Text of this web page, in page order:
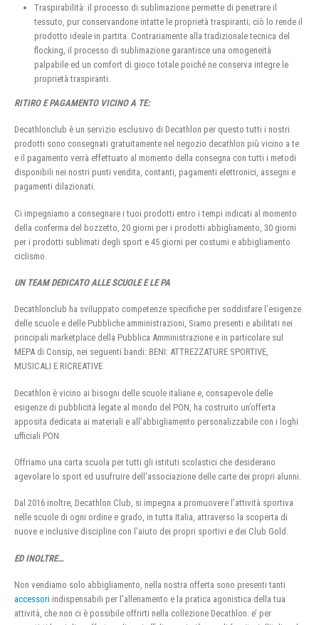
Traspirabilità: il processo di sublimazione permette di penetrare il
tessuto, pur conservandone intatte le proprietà traspiranti; ciò lo rende il
prodotto ideale in partita. Contrariamente alla tradizionale tecnica del
flocking, il processo di sublimazione garantisce una omogeneità
palpabile ed un comfort di gioco totale poiché ne conserva integre le
proprietà traspiranti.
RITIRO E PAGAMENTO VICINO A TE:
Decathlonclub è un servizio esclusivo di Decathlon per questo tutti i nostri
prodotti sono consegnati gratuitamente nel negozio decathlon più vicino a te
e il pagamento verrà effettuato al momento della consegna con tutti i metodi
disponibili nei nostri punti vendita, contanti, pagamenti elettronici, assegni e
pagamenti dilazionati.
Ci impegniamo a consegnare i tuoi prodotti entro i tempi indicati al momento
della conferma del bozzetto, 20 giorni per i prodotti abbigliamento, 30 giorni
per i prodotti sublimati degli sport e 45 giorni per costumi e abbigliamento
ciclismo.
UN TEAM DEDICATO ALLE SCUOLE E LE PA
Decathlonclub ha sviluppato competenze specifiche per soddisfare l’esigenze
delle scuole e delle Pubbliche amministrazioni, Siamo presenti e abilitati nei
principali marketplace della Pubblica Amministrazione e in particolare sul
MEPA di Consip, nei seguenti bandi: BENI: ATTREZZATURE SPORTIVE,
MUSICALI E RICREATIVE
Decathlon è vicino ai bisogni delle scuole italiane e, consapevole delle
esigenze di pubblicità legate al mondo del PON, ha costruito un’offerta
apposita dedicata ai materiali e all’abbigliamento personalizzabile con i loghi
ufficiali PON.
Offriamo una carta scuola per tutti gli istituti scolastici che desiderano
agevolare lo sport ed usufruire dell’associazione delle carte dei propri alunni.
Dal 2016 inoltre, Decathlon Club, si impegna a promuovere l’attività sportiva
nelle scuole di ogni ordine e grado, in tutta Italia, attraverso la scoperta di
nuove e inclusive discipline con l’aiuto dei propri sportivi e dei Club Gold.
ED INOLTRE…
Non vendiamo solo abbigliamento, nella nostra offerta sono presenti tanti
accessori indispensabili per l’allenamento e la pratica agonistica della tua
attività, che non ci è possibile offrirti nella collezione Decathlon. e’ per